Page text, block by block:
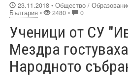
23.11.2018 • Общество /
България • 2480 • 0
Ученици от СУ
Мездра
Народното